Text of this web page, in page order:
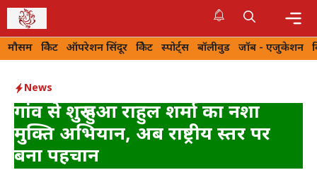
Skip
to
content
मौसम क्रिकेट ऑपरेशन सिंदूर क्रिकेट स्पोर्ट्स बॉलीवुड जॉब - एजुकेशन
News
गांव से शुरू हुआ राहुल शर्मा का नशा
मुक्ति अभियान, अब राष्ट्रीय स्तर पर
बना पहचान